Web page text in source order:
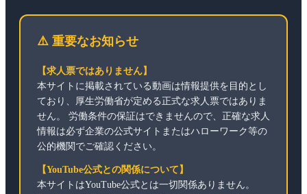
⚠️ 重要なお知らせ
【求人票ではありません】
本サイトに掲載されている動画は情報提供を目的とし
ており、厚生労働省が定める正式な求人票ではありま
せん。 労働条件の保証はできませんので、正確な求人
情報は必ず企業の公式サイトまたはハローワーク等の
公的機関でご確認ください。
【YouTube公式との関係について】
本サイトはYouTube公式とは一切関係ありません。